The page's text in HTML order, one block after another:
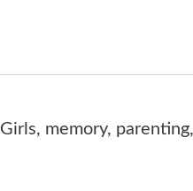
Girls, memory,